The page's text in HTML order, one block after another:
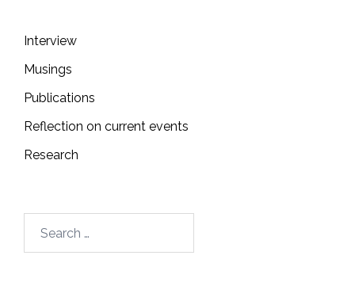
Interview
Musings
Publications
Reflection on current events
Research